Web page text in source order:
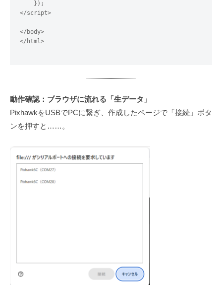
    });
</script>
</body>
</html>
動作確認：ブラウザに流れる「生データ」
PixhawkをUSBでPCに繋ぎ、作成したページで「接続」ボタ
ンを押すと……。